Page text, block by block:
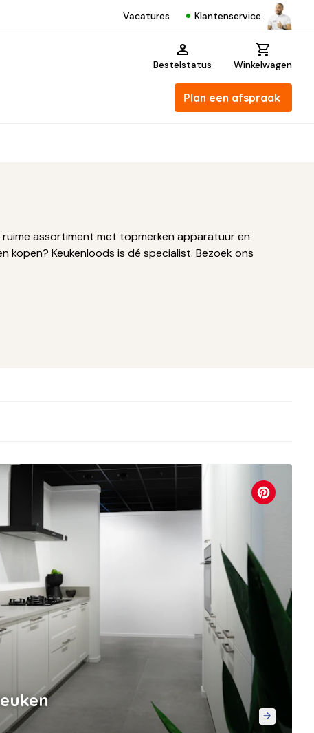
Vacatures Klantenservice
Bestelstatus Winkelwagen
Plan een afspraak
ruime assortiment met topmerken apparatuur en
kopen? Keukenloods is dé specialist. Bezoek ons